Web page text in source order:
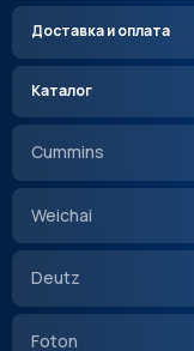
Доставка и оплата
Каталог
Cummins
Weichai
Deutz
Foton